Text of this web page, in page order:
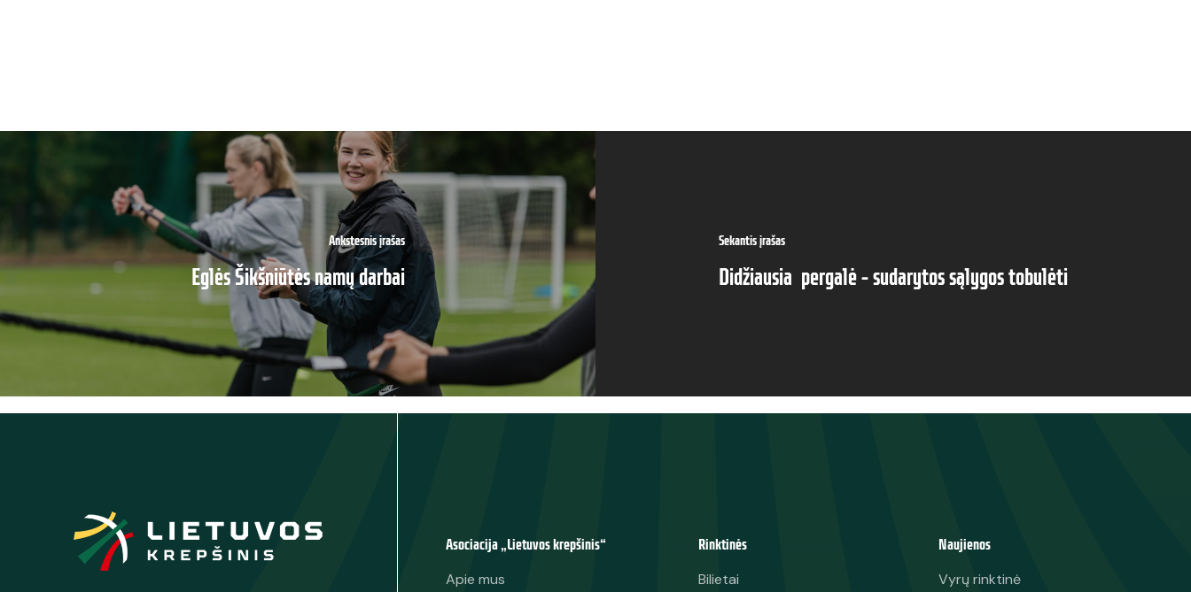
Ankstesnis įrašas
Eglės Šikšniūtės namų darbai
Sekantis įrašas
Didžiausia pergalė – sudarytos sąlygos tobulėti
Asociacija „Lietuvos krepšinis“
Apie mus
Rinktinės
Bilietai
Naujienos
Vyrų rinktinė